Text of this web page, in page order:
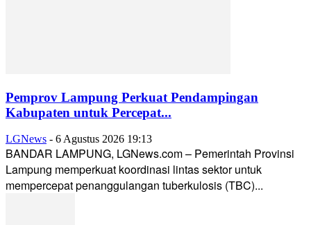
Pemprov Lampung Perkuat Pendampingan
Kabupaten untuk Percepat...
LGNews - 6 Agustus 2026 19:13
BANDAR LAMPUNG, LGNews.com – Pemerintah Provinsi
Lampung memperkuat koordinasi lintas sektor untuk
mempercepat penanggulangan tuberkulosis (TBC)...